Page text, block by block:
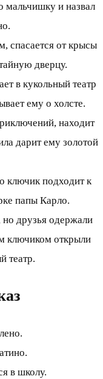
мальчишку и назвал
спасается от крысы
дверцу.
в кукольный театр
ему о холсте.
находит
дарит ему золотой
ключик подходит к
папы Карло.
но друзья одержали
ключиком открыли
театр.
в школу.